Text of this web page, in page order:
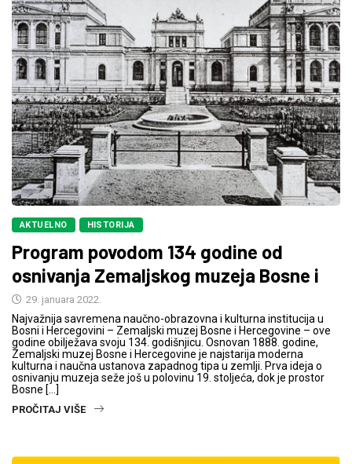
AKTUELNO HISTORIJA
Program povodom 134 godine od
osnivanja Zemaljskog muzeja Bosne i
29. januara 2022.
Najvažnija savremena naučno-obrazovna i kulturna institucija u
Bosni i Hercegovini – Zemaljski muzej Bosne i Hercegovine – ove
godine obilježava svoju 134. godišnjicu. Osnovan 1888. godine,
Zemaljski muzej Bosne i Hercegovine je najstarija moderna
kulturna i naučna ustanova zapadnog tipa u zemlji. Prva ideja o
osnivanju muzeja seže još u polovinu 19. stoljeća, dok je prostor
Bosne […]
PROČITAJ VIŠE